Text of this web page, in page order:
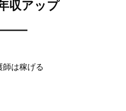
収アップ
師は稼げる